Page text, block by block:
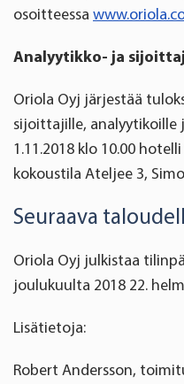
osoitteessa
Analyytikko- ja
Oriola Oyj järjestää
sijoittajille, analyytikoille
1.11.2018 klo 10.00
kokoustila Ateljee 3,
Seuraava
Oriola Oyj julkistaa
joulukuulta 2018 22.
Lisätietoja:
Robert Andersson,